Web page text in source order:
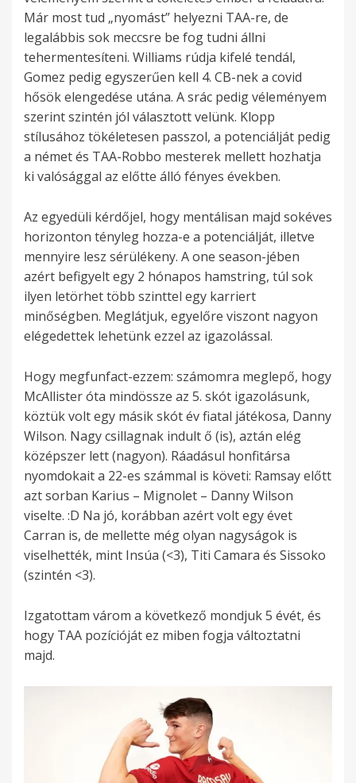
Már most tud „nyomást” helyezni TAA-re, de
legalábbis sok meccsre be fog tudni állni
tehermentesíteni. Williams rúdja kifelé tendál,
Gomez pedig egyszerűen kell 4. CB-nek a covid
hősök elengedése utána. A srác pedig véleményem
szerint szintén jól választott velünk. Klopp
stílusához tökéletesen passzol, a potenciálját pedig
a német és TAA-Robbo mesterek mellett hozhatja
ki valósággal az előtte álló fényes években.
Az egyedüli kérdőjel, hogy mentálisan majd sokéves
horizonton tényleg hozza-e a potenciálját, illetve
mennyire lesz sérülékeny. A one season-jében
azért befigyelt egy 2 hónapos hamstring, túl sok
ilyen letörhet több szinttel egy karriert
minőségben. Meglátjuk, egyelőre viszont nagyon
elégedettek lehetünk ezzel az igazolással.
Hogy megfunfact-ezzem: számomra meglepő, hogy
McAllister óta mindössze az 5. skót igazolásunk,
köztük volt egy másik skót év fiatal játékosa, Danny
Wilson. Nagy csillagnak indult ő (is), aztán elég
középszer lett (nagyon). Ráadásul honfitársa
nyomdokait a 22-es számmal is követi: Ramsay előtt
azt sorban Karius – Mignolet – Danny Wilson
viselte. :D Na jó, korábban azért volt egy évet
Carran is, de mellette még olyan nagyságok is
viselhették, mint Insúa (<3), Titi Camara és Sissoko
(szintén <3).
Izgatottam várom a következő mondjuk 5 évét, és
hogy TAA pozícióját ez miben fogja változtatni
majd.